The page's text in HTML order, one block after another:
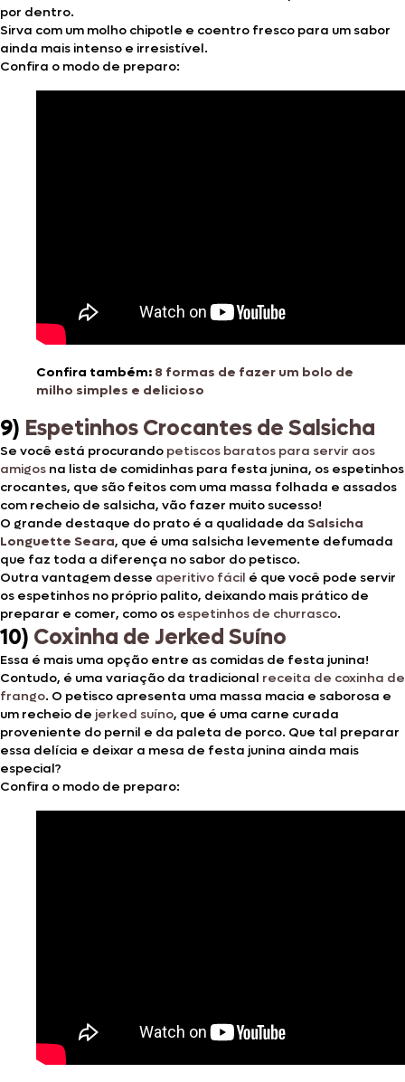
por dentro.
Sirva com um molho chipotle e coentro fresco para um sabor
ainda mais intenso e irresistível.
Confira o modo de preparo:
Confira também: 8 formas de fazer um bolo de
milho simples e delicioso
9) Espetinhos Crocantes de Salsicha
Se você está procurando petiscos baratos para servir aos
amigos na lista de comidinhas para festa junina, os espetinhos
crocantes, que são feitos com uma massa folhada e assados
com recheio de salsicha, vão fazer muito sucesso!
O grande destaque do prato é a qualidade da Salsicha
Longuette Seara, que é uma salsicha levemente defumada
que faz toda a diferença no sabor do petisco.
Outra vantagem desse aperitivo fácil é que você pode servir
os espetinhos no próprio palito, deixando mais prático de
preparar e comer, como os espetinhos de churrasco.
10) Coxinha de Jerked Suíno
Essa é mais uma opção entre as comidas de festa junina!
Contudo, é uma variação da tradicional receita de coxinha de
frango. O petisco apresenta uma massa macia e saborosa e
um recheio de jerked suíno, que é uma carne curada
proveniente do pernil e da paleta de porco. Que tal preparar
essa delícia e deixar a mesa de festa junina ainda mais
especial?
Confira o modo de preparo: